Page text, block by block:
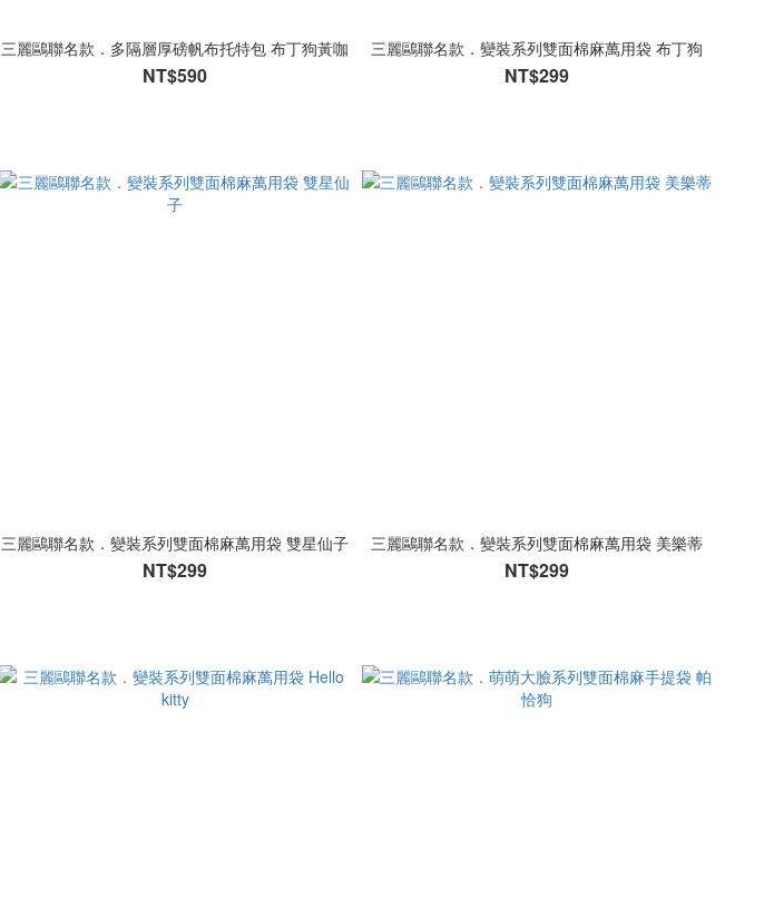
三麗鷗聯名款．多隔層厚磅帆布托特包 布丁狗黃咖
NT$590
三麗鷗聯名款．變裝系列雙面棉麻萬用袋 布丁狗
NT$299
三麗鷗聯名款．變裝系列雙面棉麻萬用袋 雙星仙子
NT$299
三麗鷗聯名款．變裝系列雙面棉麻萬用袋 美樂蒂
NT$299